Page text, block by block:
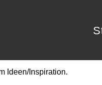
Ideen/Inspiration.